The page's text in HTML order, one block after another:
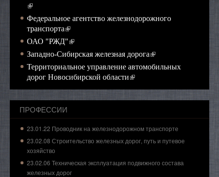
(внешняя ссылка)
Федеральное агентство железнодорожного
транспорта(внешняя ссылка)
ОАО "РЖД"(внешняя ссылка)
Западно-Сибирская железная дорога(внешняя ссылка)
Территориальное управление автомобильных
дорог Новосибирской области(внешняя ссылка)
ПРОФЕССИИ
23.01.22 Проводник на железнодорожном транспорте
23.02.08 Строительство железных дорог, путь и путевое
хозяйство
23.02.06 Техническая эксплуатация подвижного состава
железных дорог